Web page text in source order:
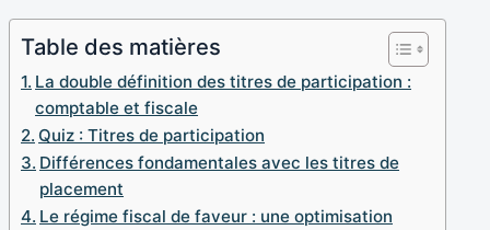
Table des matières
La double définition des titres de participation :
comptable et fiscale
Quiz : Titres de participation
Différences fondamentales avec les titres de
placement
Le régime fiscal de faveur : une optimisation